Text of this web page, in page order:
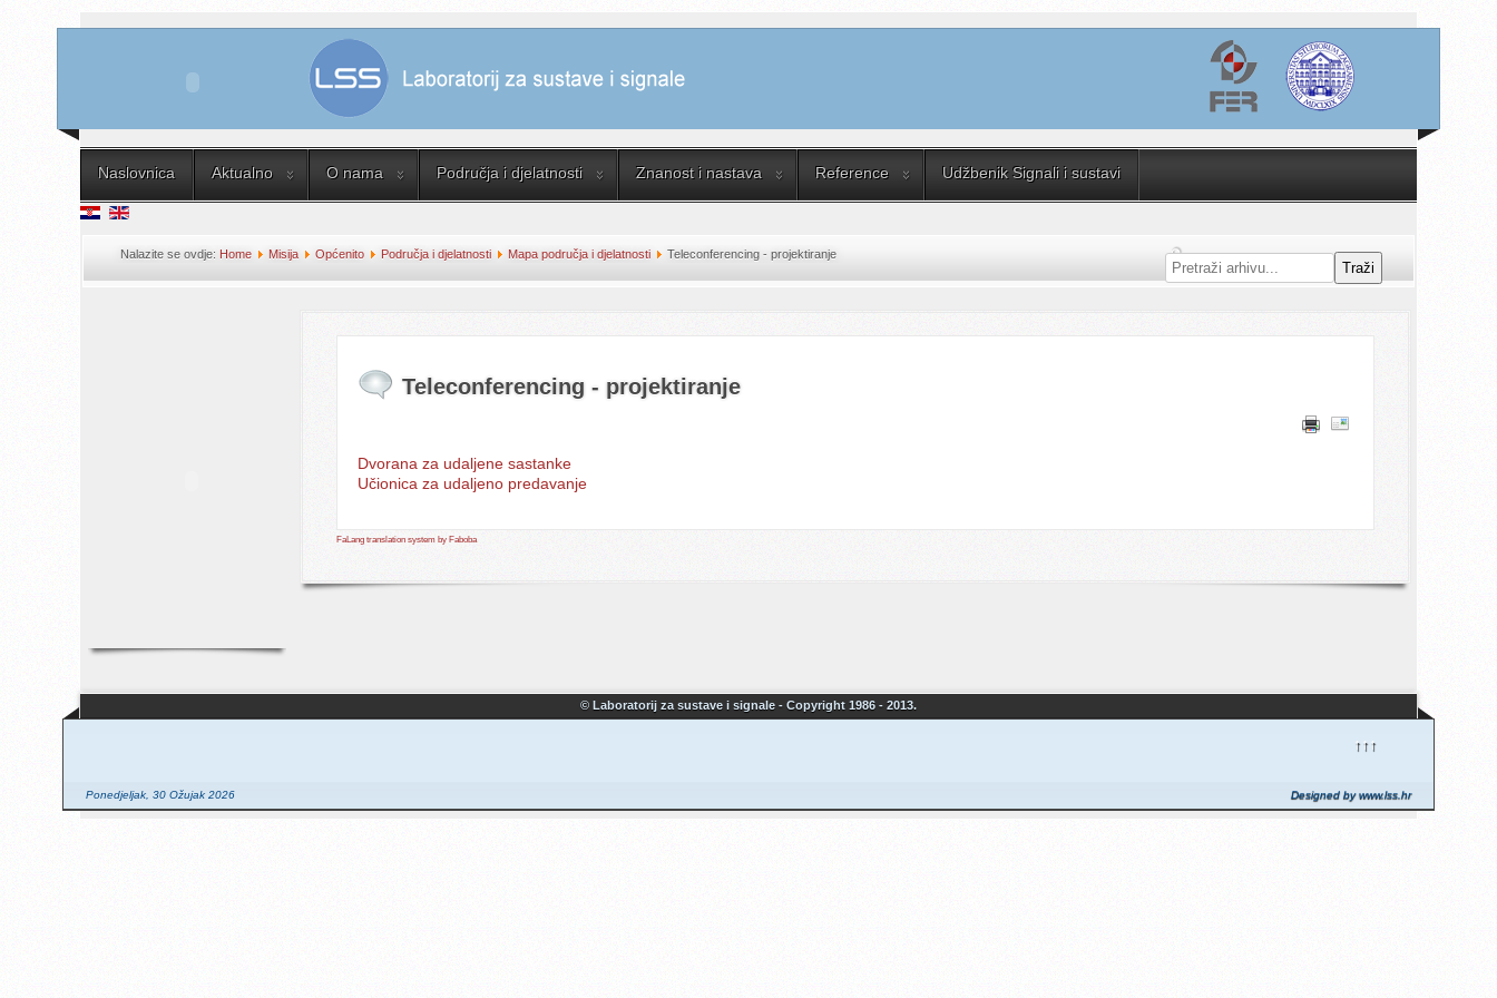
Naslovnica Aktualno O nama Područja i djelatnosti Znanost i nastava Reference Udžbenik Signali i sustavi
Nalazite se ovdje:Home Misija Općenito Područja i djelatnosti Mapa područja i djelatnosti Teleconferencing - projektiranje
Traži
Teleconferencing - projektiranje
Dvorana za udaljene sastanke
Učionica za udaljeno predavanje
FaLang translation system by Faboba
© Laboratorij za sustave i signale - Copyright 1986 - 2013.
↑↑↑
Ponedjeljak, 30 Ožujak 2026 Designed by www.lss.hr